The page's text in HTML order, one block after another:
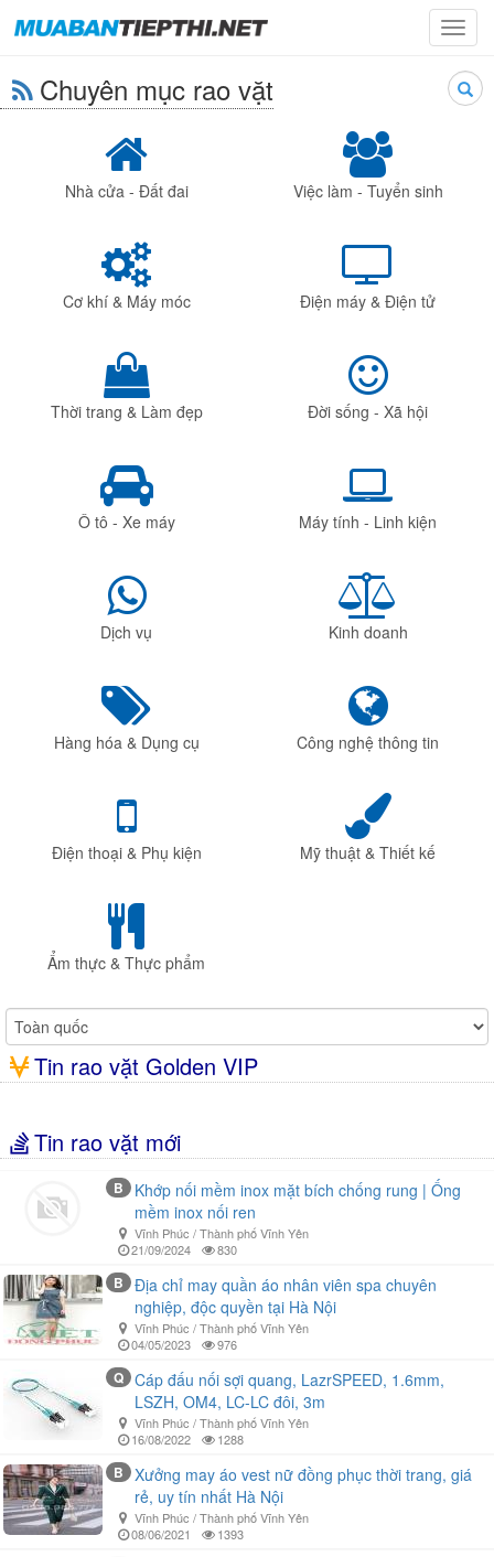
Chuyên mục rao vặt
Nhà cửa - Đất đai Việc làm - Tuyển sinh
Cơ khí & Máy móc Điện máy & Điện tử
Thời trang & Làm đẹp Đời sống - Xã hội
Ô tô - Xe máy Máy tính - Linh kiện
Dịch vụ Kinh doanh
Hàng hóa & Dụng cụ Công nghệ thông tin
Điện thoại & Phụ kiện Mỹ thuật & Thiết kế
Ẩm thực & Thực phẩm
Tin rao vặt Golden VIP
Tin rao vặt mới
B
Khớp nối mềm inox mặt bích chống rung | Ống
mềm inox nối ren
Vĩnh Phúc / Thành phố Vĩnh Yên
21/09/2024
830
B
Địa chỉ may quần áo nhân viên spa chuyên
nghiệp, độc quyền tại Hà Nội
Vĩnh Phúc / Thành phố Vĩnh Yên
04/05/2023
976
Q Cáp đấu nối sợi quang, LazrSPEED, 1.6mm,
LSZH, OM4, LC-LC đôi, 3m
Vĩnh Phúc / Thành phố Vĩnh Yên
16/08/2022
1288
B
Xưởng may áo vest nữ đồng phục thời trang, giá
rẻ, uy tín nhất Hà Nội
Vĩnh Phúc / Thành phố Vĩnh Yên
08/06/2021
1393